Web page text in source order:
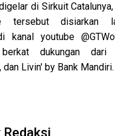
di Sirkuit
tersebut disiarkan
kanal youtube
berkat dukungan dari
dan Livin' by Bank Mandiri.